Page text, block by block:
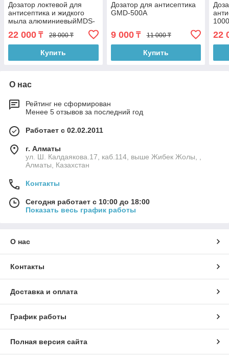
Дозатор локтевой для
антисептика и жидкого
мыла алюминиевыйMDS-
22 000 ₸ 28 000 ₸
Купить
Дозатор для антисептика
GMD-500A
9 000₸ 11 000 ₸
Купить
22
О нас
Рейтинг не сформирован
Менее 5 отзывов за последний год
Работает с 02.02.2011
г. Алматы
ул. Ш. Калдаякова.17, каб.114, выше Жибек Жолы, ,
Алматы, Казахстан
Контакты
Сегодня работает с 10:00 до 18:00
Показать весь график работы
О нас
Контакты
Доставка и оплата
График работы
Полная версия сайта